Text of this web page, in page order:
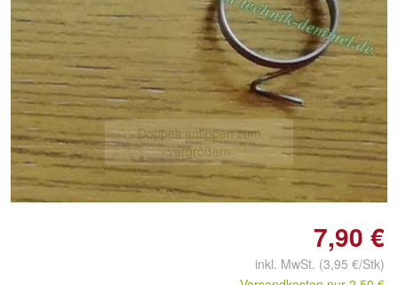
Doppelt antippen zum
vergrößern
7,90 €
inkl. MwSt. (3,95 €/Stk)